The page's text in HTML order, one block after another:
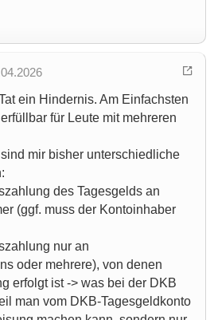
ein Hindernis. Am Einfachsten
für Leute mit mehreren
mir bisher unterschiedliche
des Tagesgelds an
(ggf. muss der Kontoinhaber
nur an
oder mehrere), von denen
erfolgt ist -> was bei der DKB
man vom DKB-Tagesgeldkonto